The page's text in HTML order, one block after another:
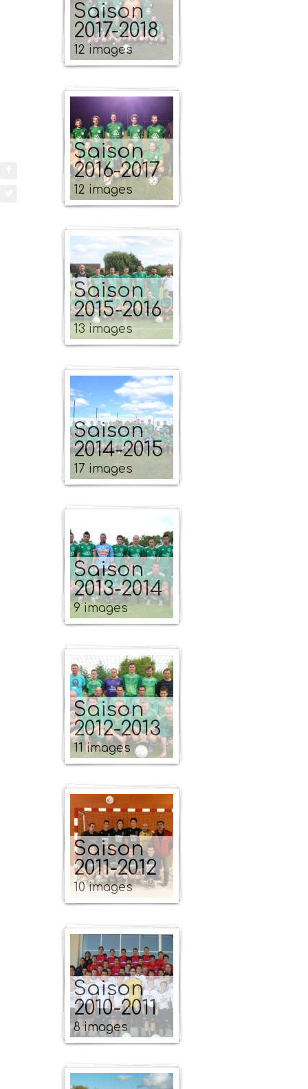
Saison
2017-2018
12 images
Saison
2016-2017
12 images
Saison
2015-2016
13 images
Saison
2014-2015
17 images
Saison
2013-2014
9 images
Saison
2012-2013
11 images
Saison
2011-2012
10 images
Saison
2010-2011
8 images